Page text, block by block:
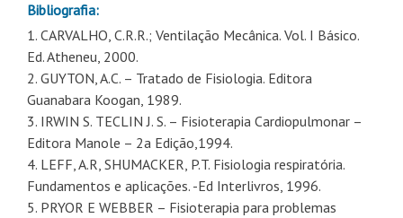
Bibliografia:
1. CARVALHO, C.R.R.; Ventilação Mecânica. Vol. I Básico.
Ed. Atheneu, 2000.
2. GUYTON, A.C. – Tratado de Fisiologia. Editora
Guanabara Koogan, 1989.
3. IRWIN S. TECLIN J. S. – Fisioterapia Cardiopulmonar –
Editora Manole – 2a Edição,1994.
4. LEFF, A.R, SHUMACKER, P.T. Fisiologia respiratória.
Fundamentos e aplicações. -Ed Interlivros, 1996.
5. PRYOR E WEBBER – Fisioterapia para problemas